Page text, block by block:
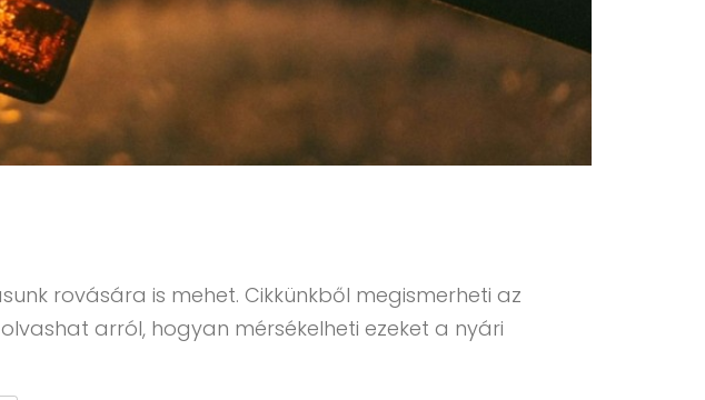
rovására is mehet. Cikkünkből megismerheti az
arról, hogyan mérsékelheti ezeket a nyári